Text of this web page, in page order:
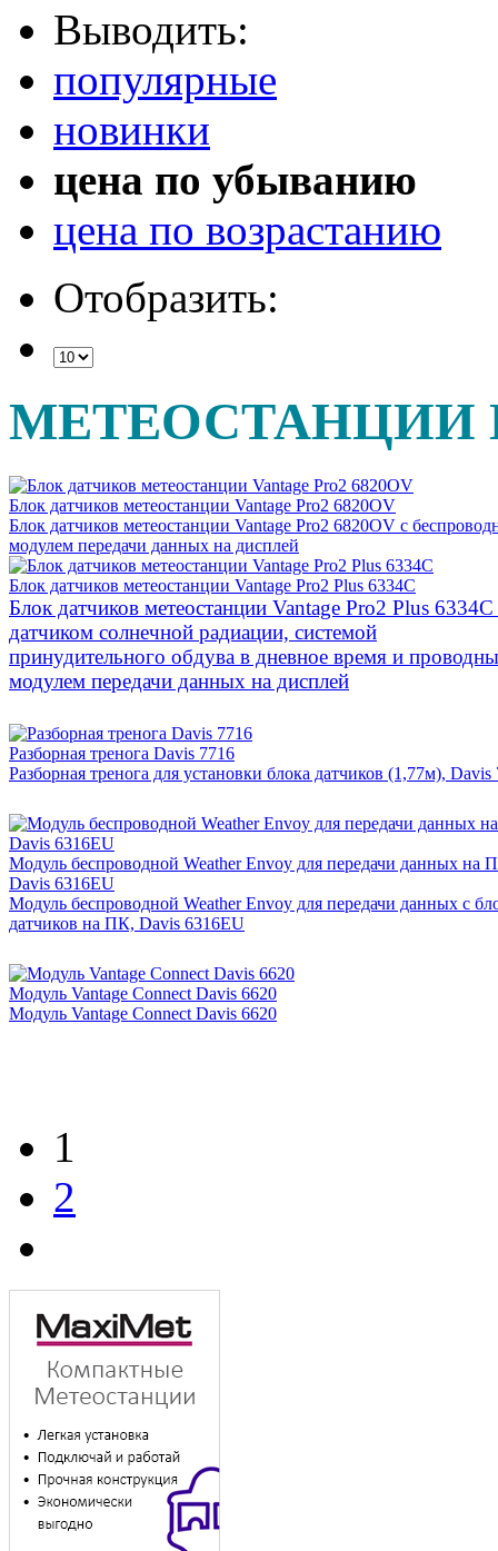
Выводить:
популярные
новинки
цена по убыванию
цена по возрастанию
Отобразить:
МЕТЕОСТАНЦИИ
Блок датчиков метеостанции Vantage Pro2 6820OV
Блок датчиков метеостанции Vantage Pro2 6820OV c
модулем передачи данных на дисплей
Блок датчиков метеостанции Vantage Pro2 Plus 6334C
Блок датчиков метеостанции Vantage Pro2 Plus 6334C
датчиком солнечной радиации, системой
принудительного обдува в дневное время и
модулем передачи данных на дисплей
Разборная тренога Davis 7716
Разборная тренога для установки блока датчиков (1,77м), Davis
Модуль беспроводной Weather Envoy для передачи данных на
Davis 6316EU
Модуль беспроводной Weather Envoy для передачи данных c
датчиков на ПК, Davis 6316EU
Модуль Vantage Connect Davis 6620
Модуль Vantage Connect Davis 6620
1
2